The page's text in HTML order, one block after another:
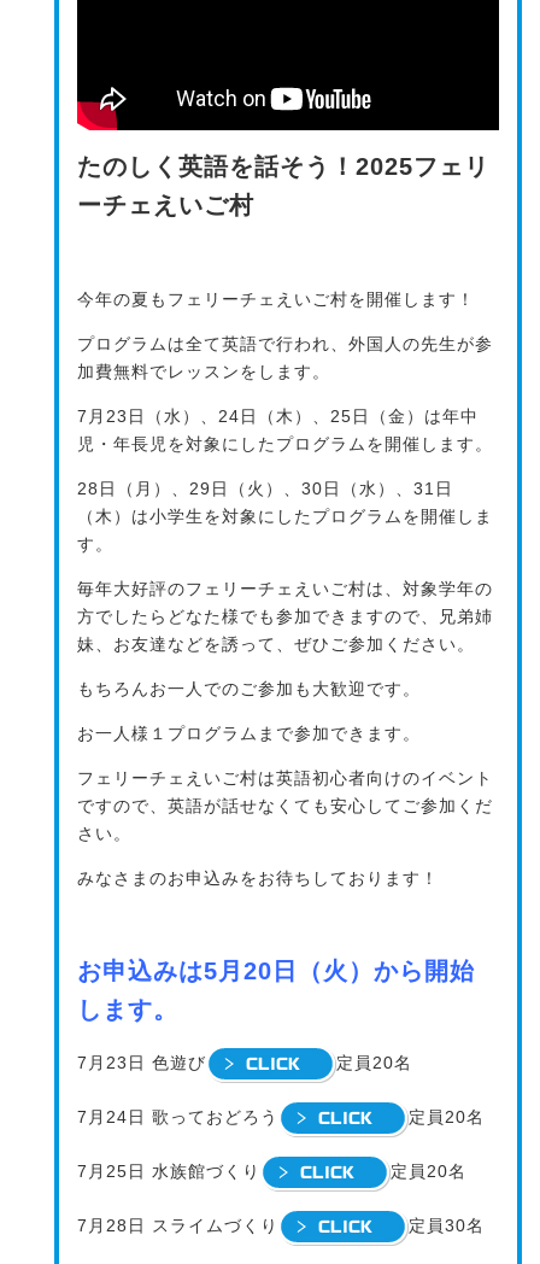
たのしく英語を話そう！2025フェリ
ーチェえいご村
今年の夏もフェリーチェえいご村を開催します！
プログラムは全て英語で行われ、外国人の先生が参
加費無料でレッスンをします。
7月23日（水）、24日（木）、25日（金）は年中
児・年長児を対象にしたプログラムを開催します。
28日（月）、29日（火）、30日（水）、31日
（木）は小学生を対象にしたプログラムを開催しま
す。
毎年大好評のフェリーチェえいご村は、対象学年の
方でしたらどなた様でも参加できますので、兄弟姉
妹、お友達などを誘って、ぜひご参加ください。
もちろんお一人でのご参加も大歓迎です。
お一人様１プログラムまで参加できます。
フェリーチェえいご村は英語初心者向けのイベント
ですので、英語が話せなくても安心してご参加くだ
さい。
みなさまのお申込みをお待ちしております！
お申込みは5月20日（火）から開始
します。
7月23日 色遊び 定員20名
7月24日 歌っておどろう 定員20名
7月25日 水族館づくり 定員20名
7月28日 スライムづくり 定員30名